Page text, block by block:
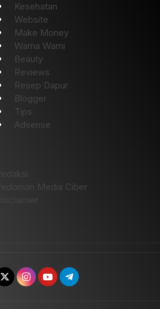
Kesehatan
Website
Make Money
Warna Warni
Beauty
Reviews
Resep Dapur
Blogger
Tips
Adsense
Redaksi
Pedoman Media Ciber